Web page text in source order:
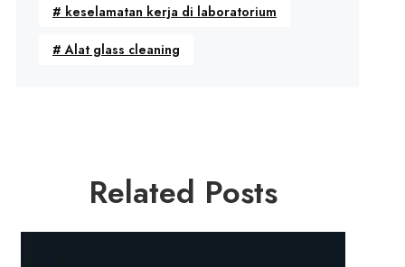
# keselamatan kerja di laboratorium
#Alat glass cleaning
Related Posts